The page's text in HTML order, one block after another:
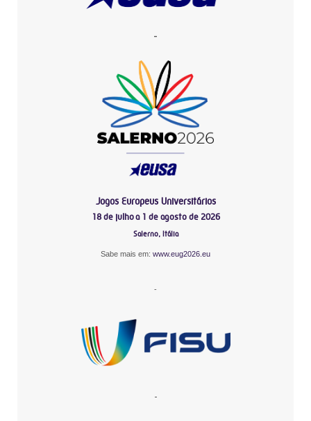
-
Jogos Europeus Universitários
18 de julho a 1 de agosto de 2026
Salerno, Itália
Sabe mais em: www.eug2026.eu
-
-